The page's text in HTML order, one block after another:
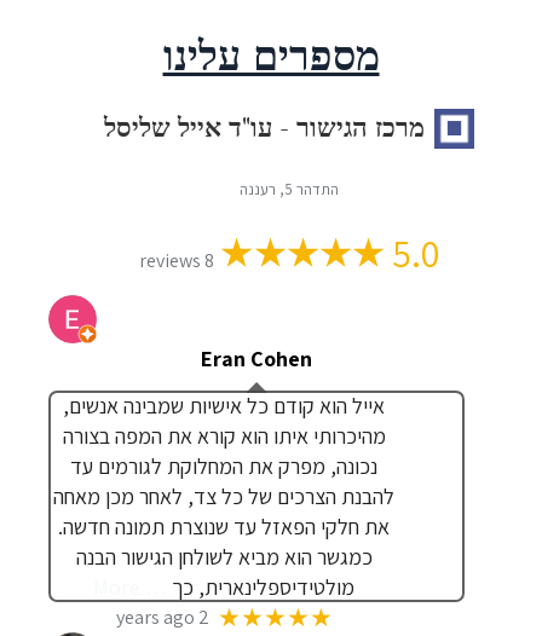
מספרים עלינו
מרכז הגישור - עו"ד אייל שליסל
התדהר 5, רעננה
5.0
8 reviews
Eran Cohen
אייל הוא קודם כל אישיות שמבינה אנשים,
מהיכרותי איתו הוא קורא את המפה בצורה
נכונה, מפרק את המחלוקת לגורמים עד
להבנת הצרכים של כל צד, לאחר מכן מאחה
את חלקי הפאזל עד שנוצרת תמונה חדשה.
כמגשר הוא מביא לשולחן הגישור הבנה
מולטידיספלינארית, כך
★★★★★
2 years ago